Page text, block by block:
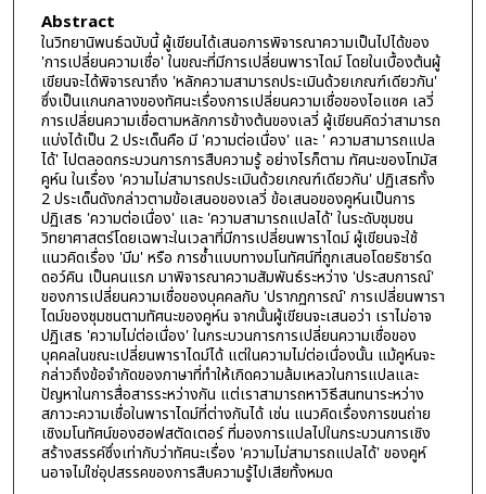
Abstract
ในวิทยานิพนธ์ฉบับนี้ ผู้เขียนได้เสนอการพิจารณาความเป็นไปได้ของ
'การเปลี่ยนความเชื่อ' ในขณะที่มีการเปลี่ยนพาราไดม์ โดยในเบื้องต้นผู้
เขียนจะได้พิจารณาถึง 'หลักความสามารถประเมินด้วยเกณฑ์เดียวกัน'
ซึ่งเป็นแกนกลางของทัศนะเรื่องการเปลี่ยนความเชื่อของไอแซค เลวี่
การเปลี่ยนความเชื่อตามหลักการข้างต้นของเลวี่ ผู้เขียนคิดว่าสามารถ
แบ่งได้เป็น 2 ประเด็นคือ มี 'ความต่อเนื่อง' และ ' ความสามารถแปล
ได้' ไปตลอดกระบวนการการสืบความรู้ อย่างไรก็ตาม ทัศนะของโทมัส
คูห์น ในเรื่อง 'ความไม่สามารถประเมินด้วยเกณฑ์เดียวกัน' ปฏิเสธทั้ง
2 ประเด็นดังกล่าวตามข้อเสนอของเลวี่ ข้อเสนอของคูห์นเป็นการ
ปฏิเสธ 'ความต่อเนื่อง' และ 'ความสามารถแปลได้' ในระดับชุมชน
วิทยาศาสตร์โดยเฉพาะในเวลาที่มีการเปลี่ยนพาราไดม์ ผู้เขียนจะใช้
แนวคิดเรื่อง 'มีม' หรือ การซ้ำแบบทางมโนทัศน์ที่ถูกเสนอโดยริชาร์ด
ดอว์คิน เป็นคนแรก มาพิจารณาความสัมพันธ์ระหว่าง 'ประสบการณ์'
ของการเปลี่ยนความเชื่อของบุคคลกับ 'ปรากฏการณ์' การเปลี่ยนพารา
ไดม์ของชุมชนตามทัศนะของคูห์น จากนั้นผู้เขียนจะเสนอว่า เราไม่อาจ
ปฏิเสธ 'ความไม่ต่อเนื่อง' ในกระบวนการการเปลี่ยนความเชื่อของ
บุคคลในขณะเปลี่ยนพาราไดม์ได้ แต่ในความไม่ต่อเนื่องนั้น แม้คูห์นจะ
กล่าวถึงข้อจำกัดของภาษาที่ทำให้เกิดความล้มเหลวในการแปลและ
ปัญหาในการสื่อสารระหว่างกัน แต่เราสามารถหาวิธีสนทนาระหว่าง
สภาวะความเชื่อในพาราไดม์ที่ต่างกันได้ เช่น แนวคิดเรื่องการขนถ่าย
เชิงมโนทัศน์ของฮอฟสตัดเตอร์ ที่มองการแปลไปในกระบวนการเชิง
สร้างสรรค์ซึ่งเท่ากับว่าทัศนะเรื่อง 'ความไม่สามารถแปลได้' ของคูห์
นอาจไม่ใช่อุปสรรคของการสืบความรู้ไปเสียทั้งหมด